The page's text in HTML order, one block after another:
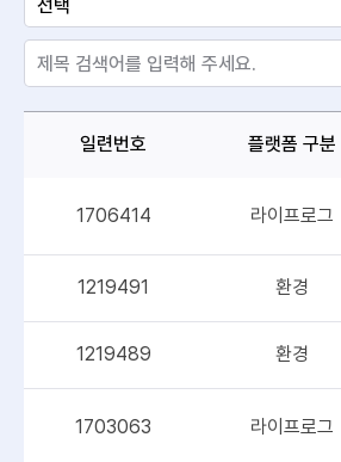
일련번호 플랫폼 구분
1706414 라이프로그
1219491 환경
1219489 환경
1703063 라이프로그